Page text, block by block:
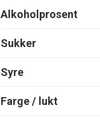
Alkoholprosent
Sukker
Syre
Farge / lukt